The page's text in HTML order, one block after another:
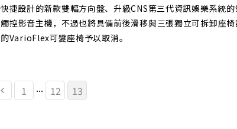
快捷設計的新款雙輻方向盤、升級CNS第三代資訊娛樂系統
觸控影音主機，不過也將具備前後滑移與三張獨立可拆卸座
的VarioFlex可變座椅予以取消。
1 ... 12 13